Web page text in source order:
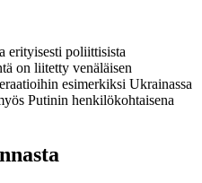
erityisesti poliittisista
on liitetty venäläisen
esimerkiksi Ukrainassa
Putinin henkilökohtaisena